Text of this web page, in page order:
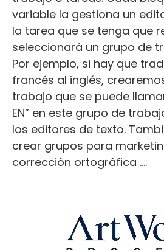
variable la gestiona un
la tarea que se tenga que
seleccionará un grupo de
Por ejemplo, si hay que
francés al inglés,
trabajo que se puede
EN” en este grupo de
los editores de texto.
crear grupos para
corrección ortográfica ….